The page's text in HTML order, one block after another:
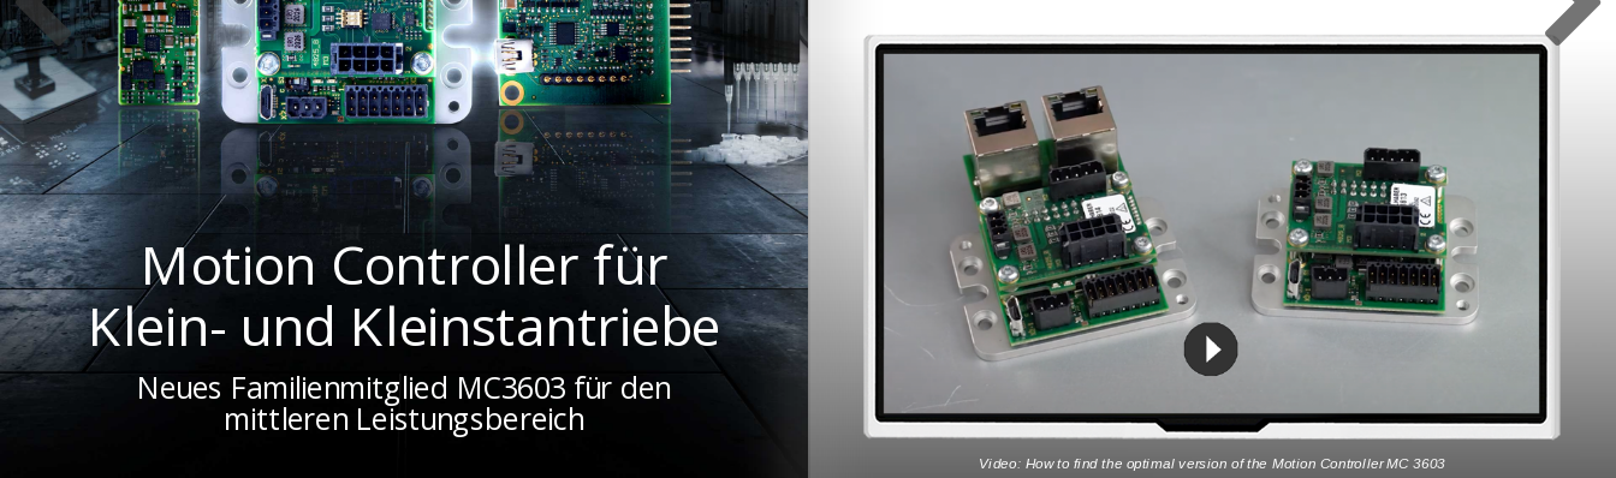
Motion Controller für
Klein- und Kleinstantriebe
Neues Familienmitglied MC3603 für den
mittleren Leistungsbereich
Video: How to find the op­ti­mal ver­si­on of the Mo­ti­on Con­trol­ler MC 3603